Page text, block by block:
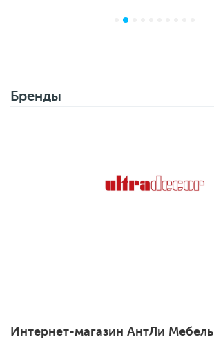
Бренды
Интернет-магазин АнтЛи Мебель